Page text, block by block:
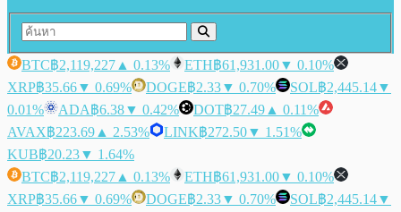
BTC฿2,119,227 ▲ 0.13% ETH฿61,931.00▼ 0.10%
XRP฿35.66▼ 0.69% DOGE฿2.33▼ 0.70% SOL฿2,445.14▼
0.01%
ADA฿6.38▼ 0.42% DOT฿27.49 ▲ 0.11%
AVAX฿223.69 ▲ 2.53% LINK฿272.50▼ 1.51%
KUB฿20.23▼ 1.64%
BTC฿2,119,227 ▲ 0.13% ETH฿61,931.00▼ 0.10%
XRP฿35.66▼ 0.69% DOGE฿2.33▼ 0.70% SOL฿2,445.14▼